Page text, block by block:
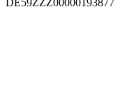
DE59ZZZ00000193877